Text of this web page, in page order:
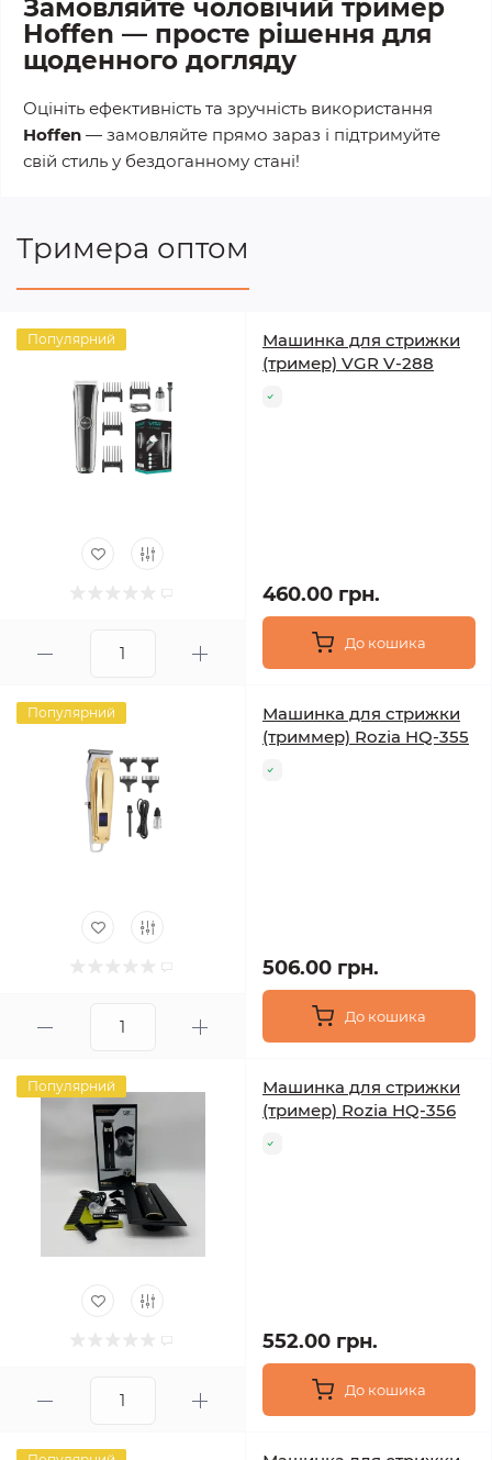
Замовляйте чоловічий тример
Hoffen — просте рішення для
щоденного догляду
Оцініть ефективність та зручність використання
Hoffen — замовляйте прямо зараз і підтримуйте
свій стиль у бездоганному стані!
Тримера оптом
Популярний
Машинка для стрижки
(тример) VGR V-288
460.00 грн.
До кошика
Популярний
Машинка для стрижки
(триммер) Rozia HQ-355
506.00 грн.
До кошика
Популярний
Машинка для стрижки
(тример) Rozia HQ-356
552.00 грн.
До кошика